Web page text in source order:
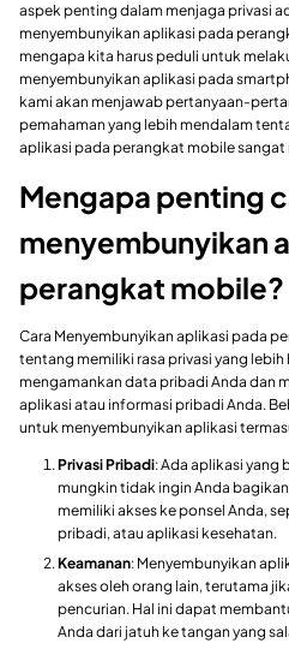
aspek penting dalam menjaga privasi
menyembunyikan aplikasi pada
mengapa kita harus peduli untuk
menyembunyikan aplikasi pada
kami akan menjawab pertanyaan-
pemahaman yang lebih mendalam
aplikasi pada perangkat mobile sangat
Mengapa penting
menyembunyikan
perangkat mobile?
Cara Menyembunyikan aplikasi pada
tentang memiliki rasa privasi yang
mengamankan data pribadi Anda dan
aplikasi atau informasi pribadi Anda.
untuk menyembunyikan aplikasi
Privasi Pribadi: Ada aplikasi yang
mungkin tidak ingin Anda
memiliki akses ke ponsel Anda,
pribadi, atau aplikasi kesehatan.
Keamanan: Menyembunyikan
akses oleh orang lain, terutama
pencurian. Hal ini dapat
Anda dari jatuh ke tangan yang